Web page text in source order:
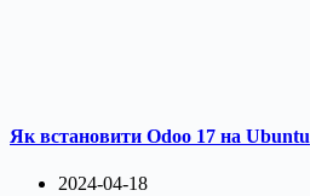
Як встановити Odoo 17 на Ubuntu
2024-04-18